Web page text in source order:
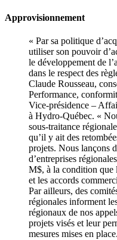
Approvisionnement
« Par sa politique
utiliser son pouvoir
le développement de
dans le respect des
Claude Rousseau,
Performance,
Vice-présidence –
à Hydro-Québec. «
sous-traitance
qu’il y ait des
projets. Nous lançons
d’entreprises
M$, à la condition que
et les accords
Par ailleurs, des
régionales informent
régionaux de nos
projets visés et leur
mesures mises en